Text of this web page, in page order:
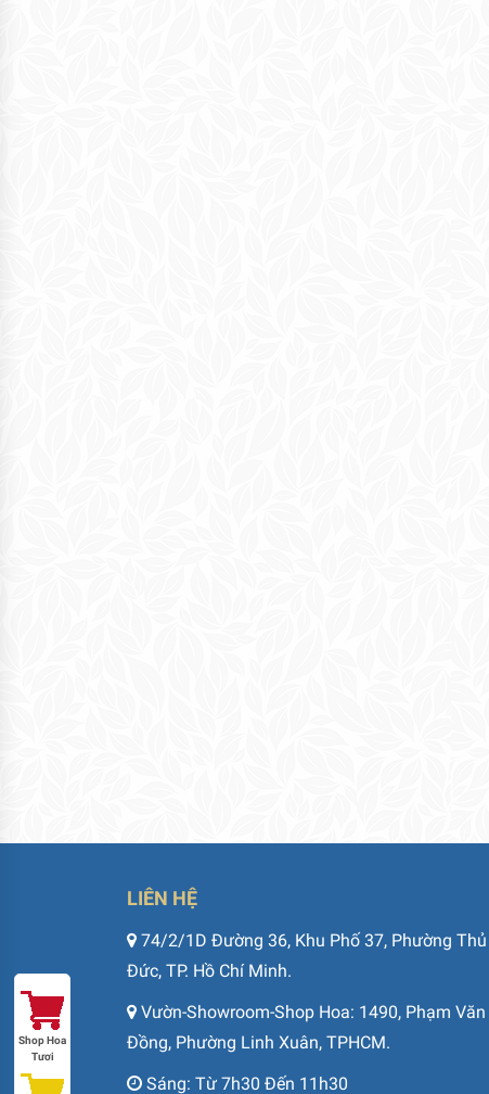
LIÊN HỆ
74/2/1D Đường 36, Khu Phố 37, Phường Thủ
Đức, TP. Hồ Chí Minh.
Vườn-Showroom-Shop Hoa: 1490, Phạm Văn
Đồng, Phường Linh Xuân, TPHCM.
Sáng: Từ 7h30 Đến 11h30
Shop Hoa
Tươi